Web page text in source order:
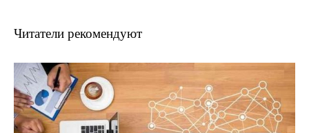
Читатели рекомендуют